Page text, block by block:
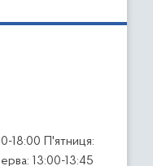
18:00 П'ятниця:
13:00-13:45